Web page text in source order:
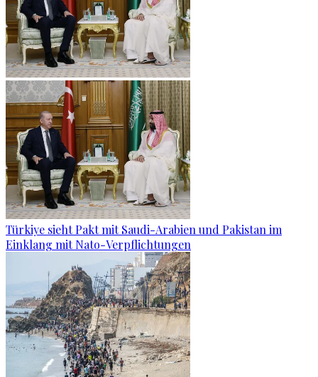
Türkiye sieht Pakt mit Saudi-Arabien und Pakistan im
Einklang mit Nato-Verpflichtungen